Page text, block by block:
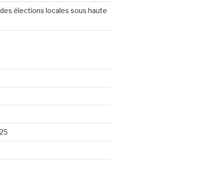
des élections locales sous haute